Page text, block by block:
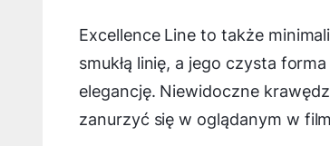
Excellence Line to także
smukłą linię, a jego czysta
elegancję. Niewidoczne
zanurzyć się w oglądanym w